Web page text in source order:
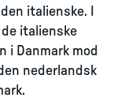
italienske. I
italienske
i Danmark mod
nederlandsk